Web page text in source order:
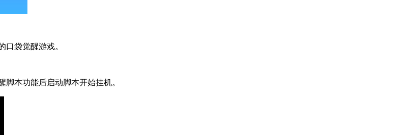
袋觉醒游戏。
本功能后启动脚本开始挂机。